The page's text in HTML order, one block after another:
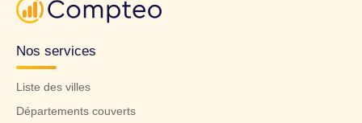
Nos services
Liste des villes
Départements couverts